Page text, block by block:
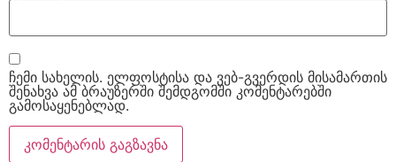
ჩემი სახელის. ელფოსტისა და ვებ-გვერდის მისამართის
შენახვა ამ ბრაუზერში შემდგომში კომენტარებში
გამოსაყენებლად.